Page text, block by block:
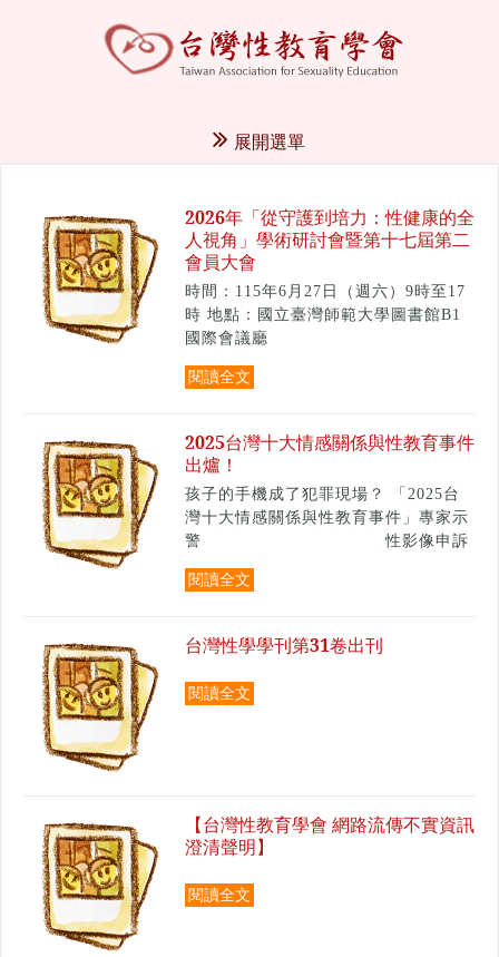
展開選單
2026年「從守護到培力：性健康的全
人視角」學術研討會暨第十七屆第二
會員大會
時間：115年6月27日（週六）9時至17
時 地點：國立臺灣師範大學圖書館B1
國際會議廳
閱讀全文
2025台灣十大情感關係與性教育事件
出爐！
孩子的手機成了犯罪現場？ 「2025台
灣十大情感關係與性教育事件」專家示
警 性影像申訴
翻倍、性病年輕化、教材破口一次說清
楚
閱讀全文
台灣性學學刊第31卷出刊
閱讀全文
【台灣性教育學會 網路流傳不實資訊
澄清聲明】
閱讀全文